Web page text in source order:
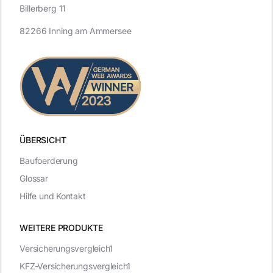
ÜBERSICHT
WEITERE PRODUKTE
Versicherungsvergleich1
KFZ-Versicherungsvergleich1
Billerberg 11
82266 Inning am Ammersee
Baufoerderung
Glossar
Hilfe und Kontakt